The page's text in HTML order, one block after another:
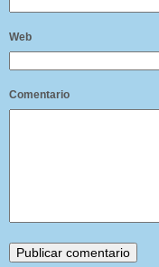
Web
Comentario